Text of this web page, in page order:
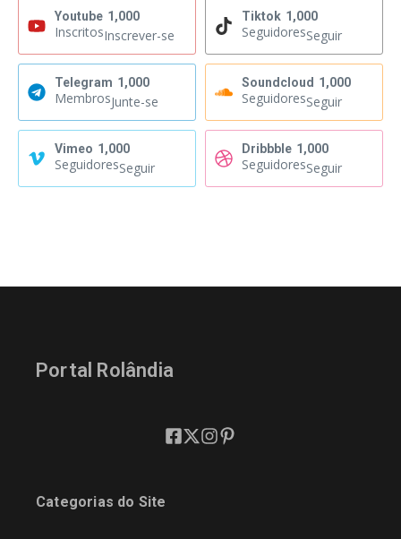
Youtube 1,000
InscritosInscrever-se
Tiktok 1,000
SeguidoresSeguir
Telegram 1,000
MembrosJunte-se
Soundcloud 1,000
SeguidoresSeguir
Vimeo 1,000
SeguidoresSeguir
Dribbble 1,000
SeguidoresSeguir
Portal Rolândia
Categorias do Site